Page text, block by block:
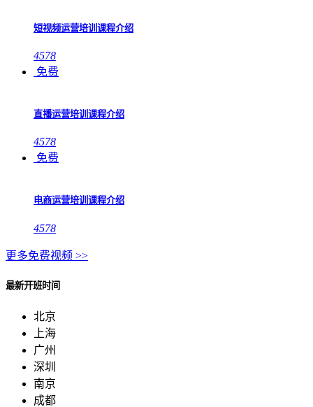
短视频运营培训课程介绍
4578
免费
直播运营培训课程介绍
4578
免费
电商运营培训课程介绍
4578
更多免费视频 >>
最新开班时间
北京
上海
广州
深圳
南京
成都